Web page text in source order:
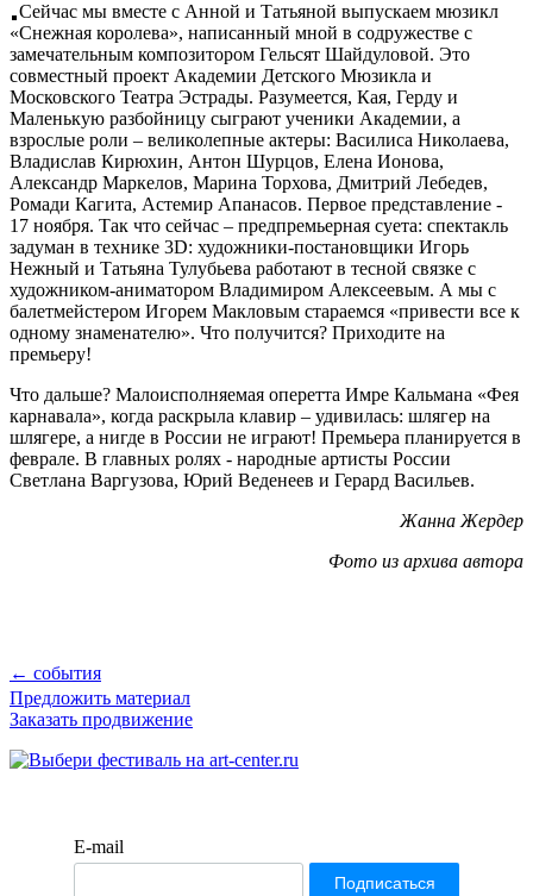
Сейчас мы вместе с Анной и Татьяной выпускаем мюзикл
«Снежная королева», написанный мной в содружестве с
замечательным композитором Гельсят Шайдуловой. Это
совместный проект Академии Детского Мюзикла и
Московского Театра Эстрады. Разумеется, Кая, Герду и
Маленькую разбойницу сыграют ученики Академии, а
взрослые роли – великолепные актеры: Василиса Николаева,
Владислав Кирюхин, Антон Шурцов, Елена Ионова,
Александр Маркелов, Марина Торхова, Дмитрий Лебедев,
Ромади Кагита, Астемир Апанасов. Первое представление -
17 ноября. Так что сейчас – предпремьерная суета: спектакль
задуман в технике 3D: художники-постановщики Игорь
Нежный и Татьяна Тулубьева работают в тесной связке с
художником-аниматором Владимиром Алексеевым. А мы с
балетмейстером Игорем Макловым стараемся «привести все к
одному знаменателю». Что получится? Приходите на
премьеру!
Что дальше? Малоисполняемая оперетта Имре Кальмана «Фея
карнавала», когда раскрыла клавир – удивилась: шлягер на
шлягере, а нигде в России не играют! Премьера планируется в
феврале. В главных ролях - народные артисты России
Светлана Варгузова, Юрий Веденеев и Герард Васильев.
Жанна Жердер
Фото из архива автора
← события
Предложить материал
Заказать продвижение
E-mail